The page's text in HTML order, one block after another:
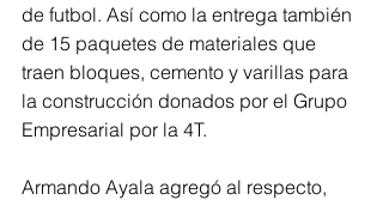
de futbol. Así como la entrega también
de 15 paquetes de materiales que
traen bloques, cemento y varillas para
la construcción donados por el Grupo
Empresarial por la 4T.
Armando Ayala agregó al respecto,